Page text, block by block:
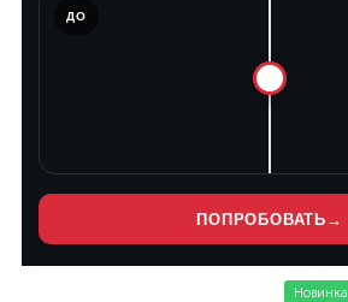
ДО
ПОПРОБОВАТЬ →
Новинка